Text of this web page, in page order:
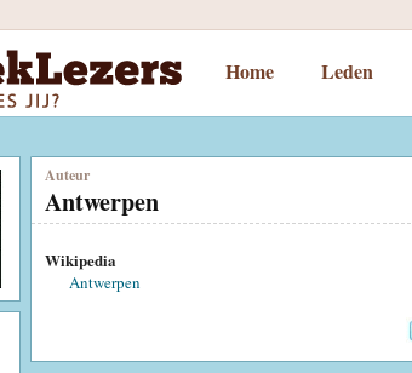
Home Leden
Auteur
Antwerpen
Wikipedia
Antwerpen